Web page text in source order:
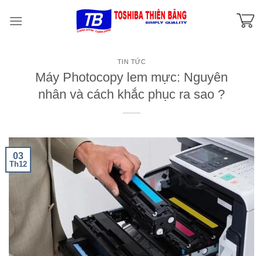
TIN TỨC
Máy Photocopy lem mực: Nguyên
nhân và cách khắc phục ra sao ?
03
Th12